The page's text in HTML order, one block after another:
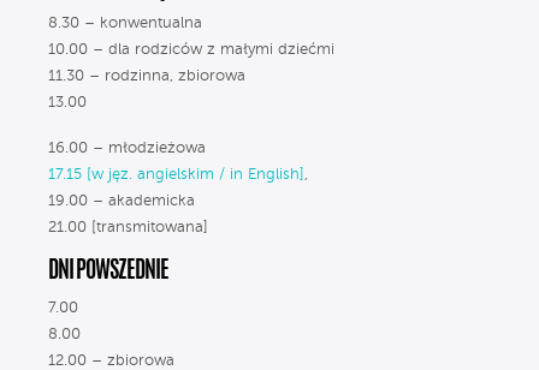
8.30 – konwentualna
10.00 – dla rodziców z małymi dziećmi
11.30 – rodzinna, zbiorowa
13.00
16.00 – młodzieżowa
17.15 [w jęz. angielskim / in English]
19.00 – akademicka
21.00 [transmitowana]
DNI POWSZEDNIE
7.00
8.00
12.00 – zbiorowa